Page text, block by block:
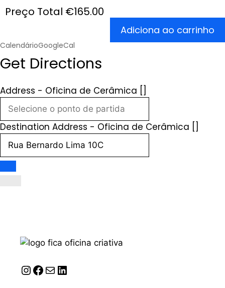
Preço Total €165.00
Adiciona ao carrinho
CalendárioGoogleCal
Get Directions
Address - Oficina de Cerâmica []
Destination Address - Oficina de Cerâmica []
Instagram
Facebook
Correio
LinkedIn